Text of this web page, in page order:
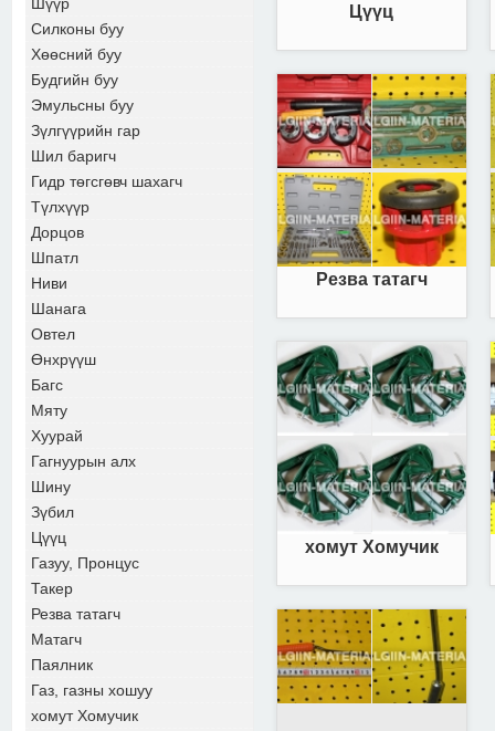
Силконы буу
Хөөсний буу
Будгийн буу
Эмульсны буу
Зүлгүүрийн гар
Шил баригч
Гидр төгсгөвч шахагч
Түлхүүр
Дорцов
Шпатл
Ниви
Шанага
Овтел
Өнхрүүш
Багс
Мяту
Хуурай
Гагнуурын алх
Шину
Зүбил
Цүүц
Газуу, Пронцус
Такер
Резва татагч
Матагч
Паялник
Газ, газны хошуу
хомут Хомучик
Цүүц
Резва татагч
хомут Хомучик